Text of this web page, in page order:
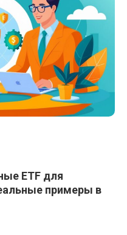
ETF для
примеры в